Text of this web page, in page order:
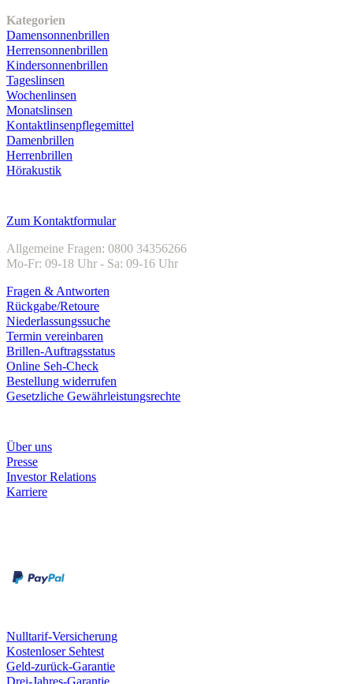
Kategorien
Damensonnenbrillen
Herrensonnenbrillen
Kindersonnenbrillen
Tageslinsen
Wochenlinsen
Monatslinsen
Kontaktlinsenpflegemittel
Damenbrillen
Herrenbrillen
Hörakustik
Zum Kontaktformular
Allgemeine Fragen: 0800 34356266
Mo-Fr: 09-18 Uhr - Sa: 09-16 Uhr
Fragen & Antworten
Rückgabe/Retoure
Niederlassungssuche
Termin vereinbaren
Brillen-Auftragsstatus
Online Seh-Check
Bestellung widerrufen
Gesetzliche Gewährleistungsrechte
Über uns
Presse
Investor Relations
Karriere
Nulltarif-Versicherung
Kostenloser Sehtest
Geld-zurück-Garantie
Drei-Jahres-Garantie